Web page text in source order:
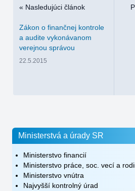
Ministerstvá a úrady SR
Ministerstvo financií
Ministerstvo práce, soc. vecí a
Ministerstvo vnútra
Najvyšší kontrolný úrad
« Nasledujúci článok
Zákon o finančnej kontrole
a audite vykonávanom
verejnou správou
22.5.2015